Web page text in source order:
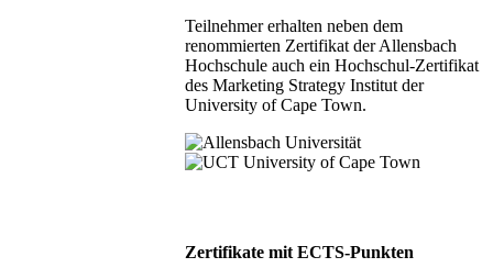
Teilnehmer erhalten neben dem
renommierten Zertifikat der Allensbach
Hochschule auch ein Hochschul-Zertifikat
des Marketing Strategy Institut der
University of Cape Town.
Zertifikate mit ECTS-Punkten